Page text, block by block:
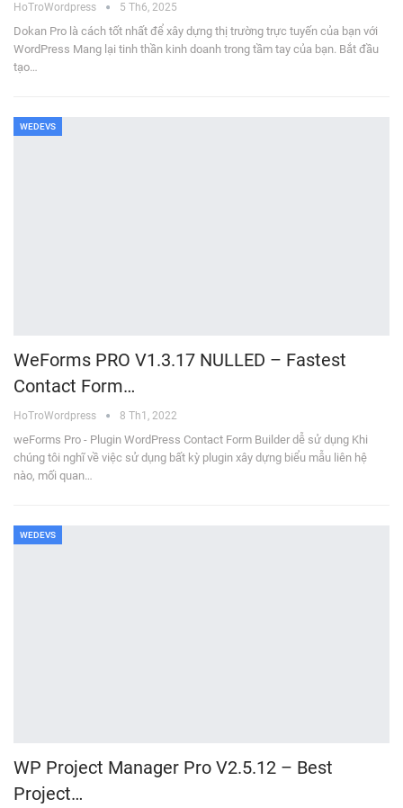
HoTroWordpress 5 Th6, 2025
Dokan Pro là cách tốt nhất để xây dựng thị trường trực tuyến của bạn với
WordPress Mang lại tinh thần kinh doanh trong tầm tay của bạn. Bắt đầu
tạo…
WEDEVS
WeForms PRO V1.3.17 NULLED – Fastest
Contact Form…
HoTroWordpress 8 Th1, 2022
weForms Pro - Plugin WordPress Contact Form Builder dễ sử dụng Khi
chúng tôi nghĩ về việc sử dụng bất kỳ plugin xây dựng biểu mẫu liên hệ
nào, mối quan…
WEDEVS
WP Project Manager Pro V2.5.12 – Best
Project…